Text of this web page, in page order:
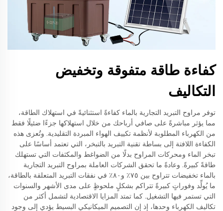
كفاءة طاقة متفوقة وتخفيض
التكاليف
توفر مراوح التبريد التجارية بالماء كفاءةً استثنائيةً في استهلاك الطاقة،
مما يؤثر مباشرةً على صافي أرباحك من خلال استهلاكها جزءًا ضئيلًا فقط
من الكهرباء المطلوبة لأنظمة تكييف الهواء المبردة التقليدية. وتُعزى هذه
الكفاءة اللافتة إلى بساطة تقنية التبريد بالتبخر، التي تعتمد أساسًا على
تبخر الماء ومحركات المراوح بدلًا من الضواغط والمكثفات التي تستهلك
طاقةً كبيرةً. وعادةً ما تحقق الشركات العاملة بمراوح التبريد التجارية
بالماء تخفيضات تتراوح بين ٧٥٪ و٨٠٪ في نفقات التبريد المتعلقة بالطاقة،
ما يُولِّد وفوراتٍ كبيرةً تتراكم بشكلٍ ملحوظٍ على مدى الأشهر والسنوات
التي تستمر فيها التشغيل. كما تمتد المزايا الاقتصادية لتشمل أكثر من
تكاليف الكهرباء وحدها، إذ إن التصميم الميكانيكي البسيط يؤدي إلى وجود